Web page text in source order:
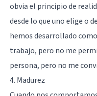
obvia el principio de
desde lo que uno elige o
hemos desarrollado
trabajo, pero no me
persona, pero no me
4. Madurez